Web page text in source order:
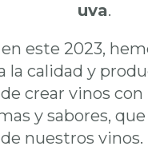
uva.
este 2023,
la calidad y
crear vinos
y sabores,
nuestros vinos.